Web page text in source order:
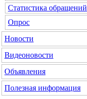
Статистика обращений
Опрос
Новости
Видеоновости
Объявления
Полезная информация